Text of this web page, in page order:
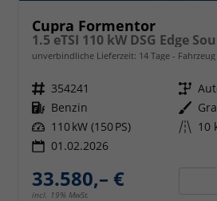
Cupra Formentor
1.5 eTSI 110 kW DSG Edge
unverbindliche Lieferzeit: 14 Tage
Fahrzeugnr. 354241 Getriebe
Kraftstoff Benzin Außenfarbe
Leistung 110 kW (150 PS) Kilometerstand 10
01.02.2026
33.580,– €
incl. 19% MwSt.